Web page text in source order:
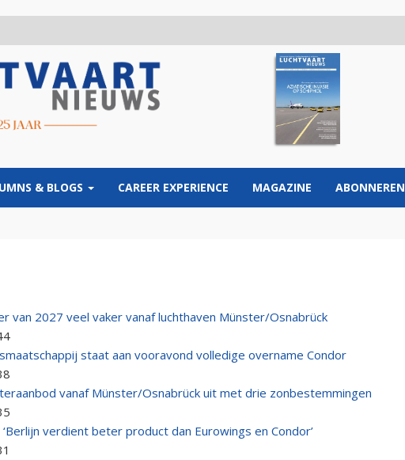
& BLOGS CAREER EXPERIENCE MAGAZINE ABONNEREN
van 2027 veel vaker vanaf luchthaven Münster/Osnabrück
staat aan vooravond volledige overname Condor
vanaf Münster/Osnabrück uit met drie zonbestemmingen
verdient beter product dan Eurowings en Condor’